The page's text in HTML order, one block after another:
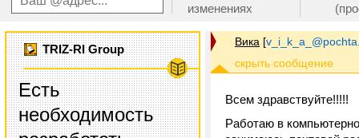
изменениях
TRIZ-RI Group
Есть
необходимость
Вика [
Всем здравствуйте!!!!!
Работаю в